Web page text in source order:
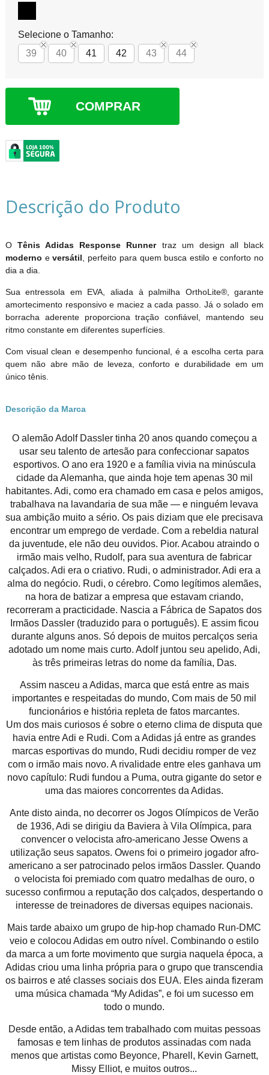
Selecione o Tamanho:
39
40 41 42 43 44
COMPRAR
Descrição do Produto
OTênis Adidas Response Runnertraz um design all black
moderno eversátil , perfeito para quem busca estilo e conforto no
dia a dia.
Sua entressola em EVA, aliada à palmilha OrthoLite®, garante
amortecimento responsivo e maciez a cada passo. Já o solado em
borracha aderente proporciona tração confiável, mantendo seu
ritmo constante em diferentes superfícies.
Com visual clean e desempenho funcional, é a escolha certa para
quem não abre mão de leveza, conforto e durabilidade em um
único tênis.
Descrição da Marca
O alemão Adolf Dassler tinha 20 anos quando começou a
usar seu talento de artesão para confeccionar sapatos
esportivos. O ano era 1920 e a família vivia na minúscula
cidade da Alemanha, que ainda hoje tem apenas 30 mil
habitantes. Adi, como era chamado em casa e pelos amigos,
trabalhava na lavandaria de sua mãe — e ninguém levava
sua ambição muito a sério. Os pais diziam que ele precisava
encontrar um emprego de verdade. Com a rebeldia natural
da juventude, ele não deu ouvidos. Pior. Acabou atraindo o
irmão mais velho, Rudolf, para sua aventura de fabricar
calçados. Adi era o criativo. Rudi, o administrador. Adi era a
alma do negócio. Rudi, o cérebro. Como legítimos alemães,
na hora de batizar a empresa que estavam criando,
recorreram a practicidade. Nascia a Fábrica de Sapatos dos
Irmãos Dassler (traduzido para o português). E assim ficou
durante alguns anos. Só depois de muitos percalços seria
adotado um nome mais curto. Adolf juntou seu apelido, Adi,
às três primeiras letras do nome da família, Das.
Assim nasceu a Adidas, marca que está entre as mais
importantes e respeitadas do mundo, Com mais de 50 mil
funcionários e história repleta de fatos marcantes.
Um dos mais curiosos é sobre o eterno clima de disputa que
havia entre Adi e Rudi. Com a Adidas já entre as grandes
marcas esportivas do mundo, Rudi decidiu romper de vez
com o irmão mais novo. A rivalidade entre eles ganhava um
novo capítulo: Rudi fundou a Puma, outra gigante do setor e
uma das maiores concorrentes da Adidas.
Ante disto ainda, no decorrer os Jogos Olímpicos de Verão
de 1936, Adi se dirigiu da Baviera à Vila Olímpica, para
convencer o velocista afro-americano Jesse Owens a
utilização seus sapatos. Owens foi o primeiro jogador afro-
americano a ser patrocinado pelos irmãos Dassler. Quando
o velocista foi premiado com quatro medalhas de ouro, o
sucesso confirmou a reputação dos calçados, despertando o
interesse de treinadores de diversas equipes nacionais.
Mais tarde abaixo um grupo de hip-hop chamado Run-DMC
veio e colocou Adidas em outro nível. Combinando o estilo
da marca a um forte movimento que surgia naquela época, a
Adidas criou uma linha própria para o grupo que transcendia
os bairros e até classes sociais dos EUA. Eles ainda fizeram
uma música chamada “My Adidas”, e foi um sucesso em
todo o mundo.
Desde então, a Adidas tem trabalhado com muitas pessoas
famosas e tem linhas de produtos assinadas com nada
menos que artistas como Beyonce, Pharell, Kevin Garnett,
Missy Elliot, e muitos outros...